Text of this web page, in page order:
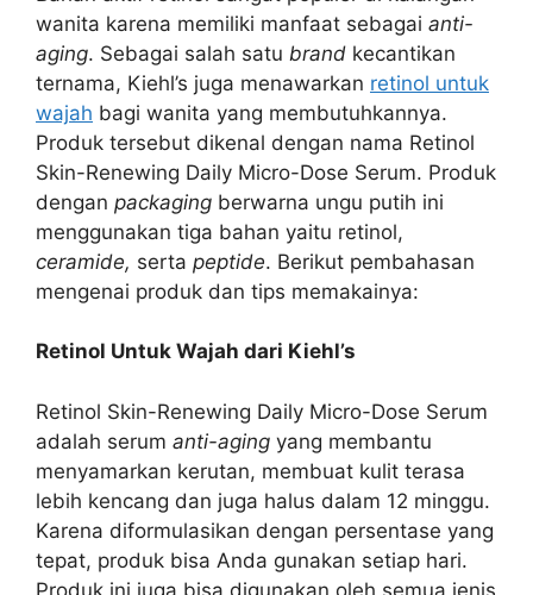
wanita karena memiliki manfaat sebagai anti-
aging. Sebagai salah satu brand kecantikan
ternama, Kiehl’s juga menawarkan retinol untuk
wajah bagi wanita yang membutuhkannya.
Produk tersebut dikenal dengan nama Retinol
Skin-Renewing Daily Micro-Dose Serum. Produk
dengan packaging berwarna ungu putih ini
menggunakan tiga bahan yaitu retinol,
ceramide, serta peptide. Berikut pembahasan
mengenai produk dan tips memakainya:
Retinol Untuk Wajah dari Kiehl’s
Retinol Skin-Renewing Daily Micro-Dose Serum
adalah serum anti-aging yang membantu
menyamarkan kerutan, membuat kulit terasa
lebih kencang dan juga halus dalam 12 minggu.
Karena diformulasikan dengan persentase yang
tepat, produk bisa Anda gunakan setiap hari.
Produk ini juga bisa digunakan oleh semua jenis